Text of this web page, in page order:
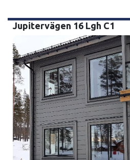
Jupitervägen 16 Lgh C1